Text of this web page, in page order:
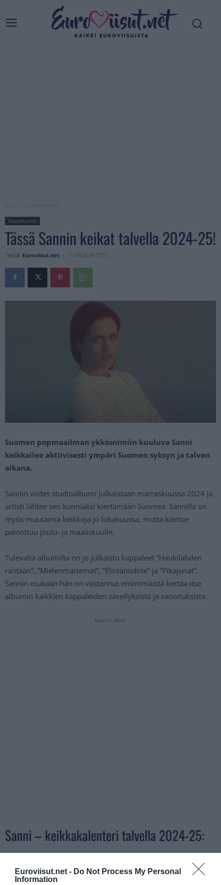
Euroviisut.net - Do Not Process My Personal
Information
Tapahtumat
Tässä Sannin keikat talvella 2024-25!
Tekijä Euroviisut.net - 11.09.2024 17:11
Suomen popmaailman ykkösnimiin kuuluva Sanni
keikkailee aktiivisesti ympäri Suomen syksyn ja talven
aikana.
Sannin viides studioalbumi julkaistaan marraskuussa 2024 ja
artisti lähtee sen kunniaksi kiertämään Suomea. Sannilla on
myös muutamia keikkoja jo lokakuussa, mutta kiertue
painottuu joulu- ja maaliskuulle.
Tulevalta albumilta on jo julkaistu kappaleet ”Haukilahden
rantaan”, ”Mielenmaisemat”, ”Eliniänodote” ja ”Pikajunat”.
Sannin mukaan hän on vastannut ensimmäistä kertaa itse
albumin kaikkien kappaleiden sävellyksistä ja sanoituksista.
Mainos alkaa:
Sanni – keikkakalenteri talvella 2024-25:
13.10. Turku, Viking Grace